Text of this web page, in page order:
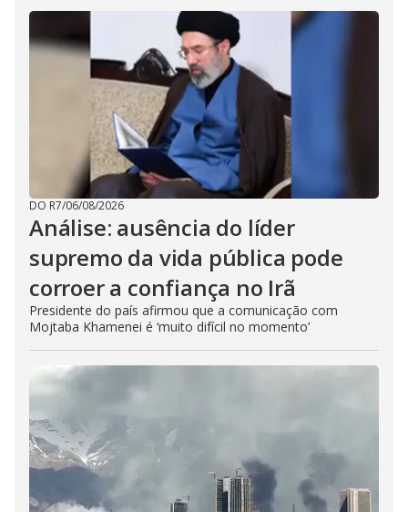
DO R7/06/08/2026
Análise: ausência do líder
supremo da vida pública pode
corroer a confiança no Irã
Presidente do país afirmou que a comunicação com
Mojtaba Khamenei é ‘muito difícil no momento’